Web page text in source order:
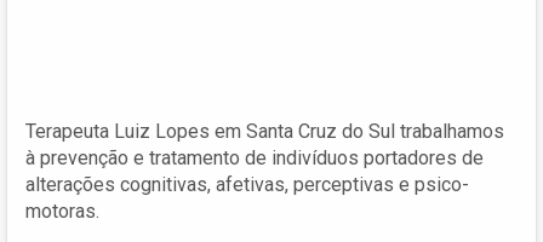
Terapeuta Luiz Lopes em Santa Cruz do Sul trabalhamos
à prevenção e tratamento de indivíduos portadores de
alterações cognitivas, afetivas, perceptivas e psico-
motoras.